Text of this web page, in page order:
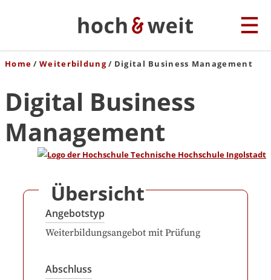
Home Weiterbildung Digital Business Management
Digital Business
Management
Übersicht
Angebotstyp
Weiterbildungsangebot mit Prüfung
Abschluss